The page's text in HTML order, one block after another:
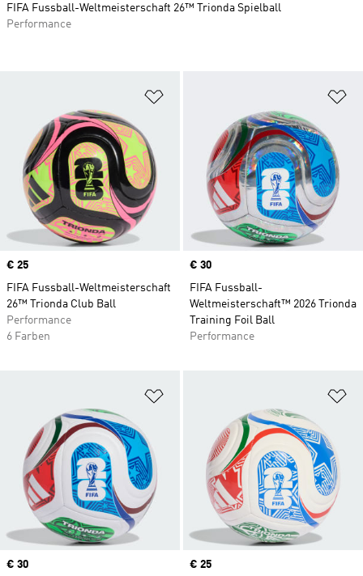
Price
€ 25
FIFA Fussball-Weltmeisterschaft
26™ Trionda Club Ball
Performance
6 Farben
Price
€ 30
FIFA Fussball-
Weltmeisterschaft™ 2026 Trionda
Training Foil Ball
Performance
Price
€ 30
Price
€ 25
FIFA Fussball-Weltmeisterschaft 26™ Trionda Spielball
Performance